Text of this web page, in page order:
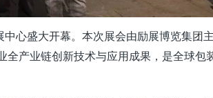
中心盛大开幕。本次展会由励展博览集团
全产业链创新技术与应用成果，是全球包